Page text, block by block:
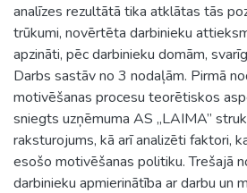
analīzes rezultātā tika atklātas tās
trūkumi, novērtēta darbinieku
apzināti, pēc darbinieku domām,
Darbs sastāv no 3 nodaļām. Pirmā
motivēšanas procesu teorētiskos
sniegts uzņēmuma AS „LAIMA”
raksturojums, kā arī analizēti faktori,
esošo motivēšanas politiku. Trešajā
darbinieku apmierinātība ar darbu un